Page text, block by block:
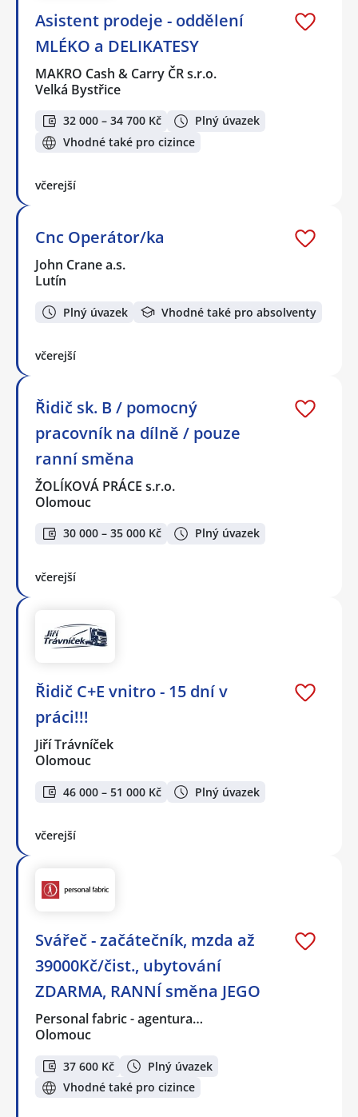
Asistent prodeje - oddělení
MLÉKO a DELIKATESY
MAKRO Cash & Carry ČR s.r.o.
Velká Bystřice
32 000 – 34 700 Kč
Plný úvazek
Vhodné také pro cizince
včerejší
Cnc Operátor/ka
John Crane a.s.
Lutín
Plný úvazek Vhodné také pro absolventy
včerejší
Řidič sk. B / pomocný
pracovník na dílně / pouze
ranní směna
ŽOLÍKOVÁ PRÁCE s.r.o.
Olomouc
30 000 – 35 000 Kč Plný úvazek
včerejší
Řidič C+E vnitro - 15 dní v
práci!!!
Jiří Trávníček
Olomouc
46 000 – 51 000 Kč Plný úvazek
včerejší
Svářeč - začátečník, mzda až
39000Kč/čist., ubytování
ZDARMA, RANNÍ směna JEGO
Personal fabric - agentura…
Olomouc
37 600 Kč
Plný úvazek
Vhodné také pro cizince